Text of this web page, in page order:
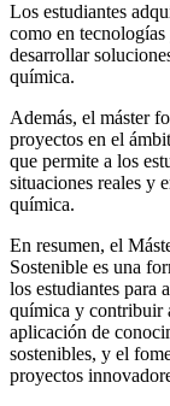
Los estudiantes
como en
desarrollar
química.
Además, el máster
proyectos en el
que permite a los
situaciones reales y
química.
En resumen, el
Sostenible es una
los estudiantes para
química y contribuir
aplicación de
sostenibles, y el
proyectos